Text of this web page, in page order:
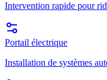
Intervention rapide pour
Portail électrique
Installation de systèmes